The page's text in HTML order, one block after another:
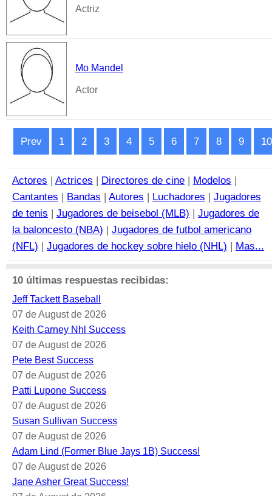
Actriz
Mo Mandel
Actor
Prev 1 2 3 4 5 6 7 8 9 10
Actores | Actrices | Directores de cine | Modelos |
Cantantes | Bandas | Autores | Luchadores | Jugadores
de tenis | Jugadores de beisebol (MLB) | Jugadores de
la baloncesto (NBA) | Jugadores de futbol americano
(NFL) | Jugadores de hockey sobre hielo (NHL) | Mas...
10 últimas respuestas recibidas:
Jeff Tackett Baseball
07 de August de 2026
Keith Carney Nhl Success
07 de August de 2026
Pete Best Success
07 de August de 2026
Patti Lupone Success
07 de August de 2026
Susan Sullivan Success
07 de August de 2026
Adam Lind (Former Blue Jays 1B) Success!
07 de August de 2026
Jane Asher Great Success!